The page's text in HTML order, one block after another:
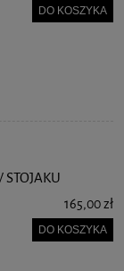
DO KOSZYKA
165,00 zł
DO KOSZYKA